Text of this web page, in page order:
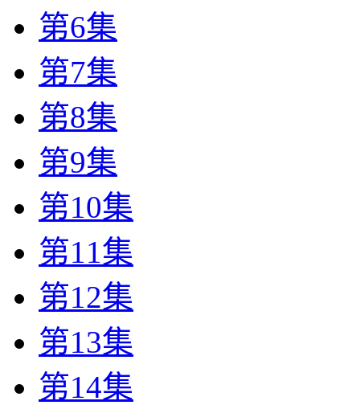
第6集
第7集
第8集
第9集
第10集
第11集
第12集
第13集
第14集